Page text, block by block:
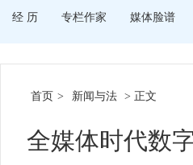
经 历 专栏作家 媒体脸谱
首页 > 新闻与法 > 正文
全媒体时代数